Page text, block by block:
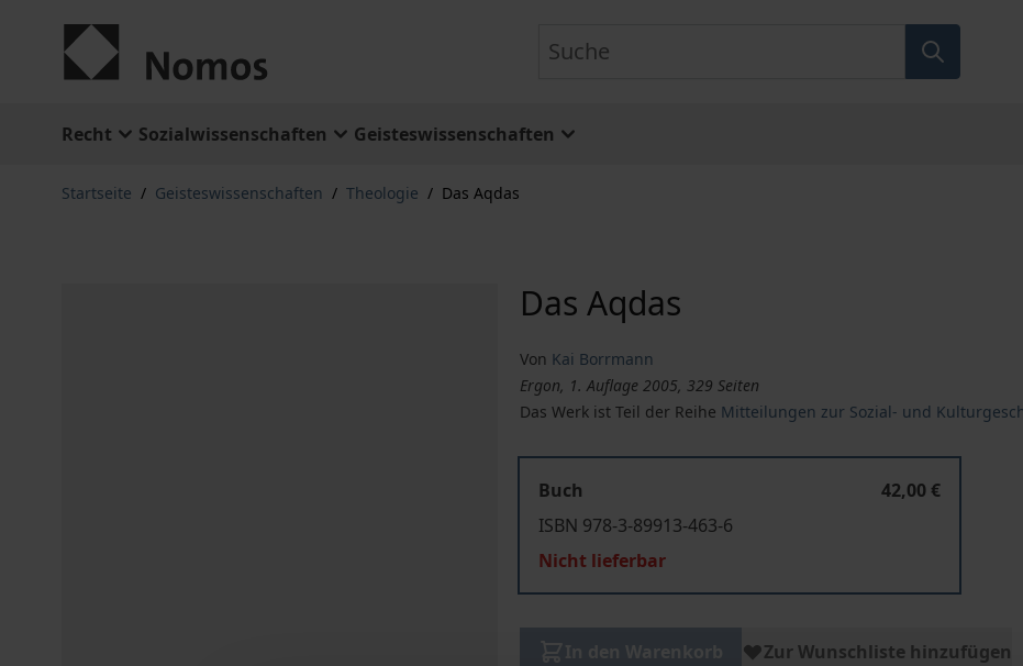
Recht Sozialwissenschaften Geisteswissenschaften
Startseite / Geisteswissenschaften / Theologie / Das Aqdas
Das Aqdas
Von Kai Borrmann
Ergon, 1. Auflage 2005, 329 Seiten
Das Werk ist Teil der Reihe Mitteilungen zur Sozial- und
Buch
42,00 €
ISBN 978-3-89913-463-6
Nicht lieferbar
Zur Wunschliste hinzufügen